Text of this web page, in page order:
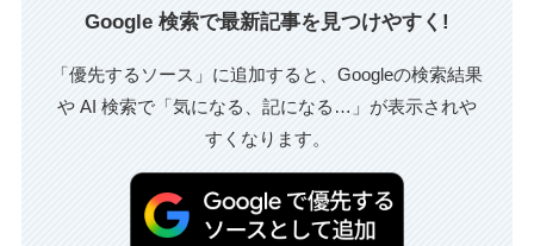
Google 検索で最新記事を見つけやすく!
「優先するソース」に追加すると、Googleの検索結果
や AI 検索で「気になる、記になる…」が表示されや
すくなります。